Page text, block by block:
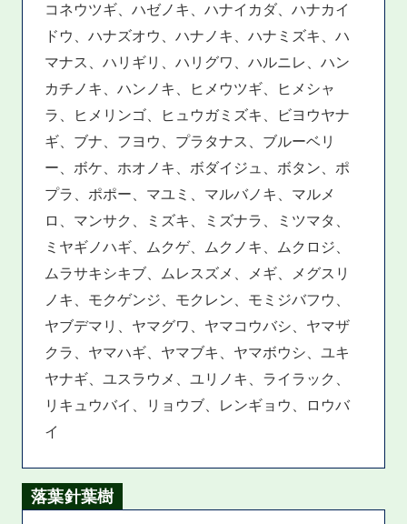
コネウツギ、ハゼノキ、ハナイカダ、ハナカイ
ドウ、ハナズオウ、ハナノキ、ハナミズキ、ハ
マナス、ハリギリ、ハリグワ、ハルニレ、ハン
カチノキ、ハンノキ、ヒメウツギ、ヒメシャ
ラ、ヒメリンゴ、ヒュウガミズキ、ビヨウヤナ
ギ、ブナ、フヨウ、プラタナス、ブルーベリ
ー、ボケ、ホオノキ、ボダイジュ、ボタン、ポ
プラ、ポポー、マユミ、マルバノキ、マルメ
ロ、マンサク、ミズキ、ミズナラ、ミツマタ、
ミヤギノハギ、ムクゲ、ムクノキ、ムクロジ、
ムラサキシキブ、ムレスズメ、メギ、メグスリ
ノキ、モクゲンジ、モクレン、モミジバフウ、
ヤブデマリ、ヤマグワ、ヤマコウバシ、ヤマザ
クラ、ヤマハギ、ヤマブキ、ヤマボウシ、ユキ
ヤナギ、ユスラウメ、ユリノキ、ライラック、
リキュウバイ、リョウブ、レンギョウ、ロウバ
イ
落葉針葉樹